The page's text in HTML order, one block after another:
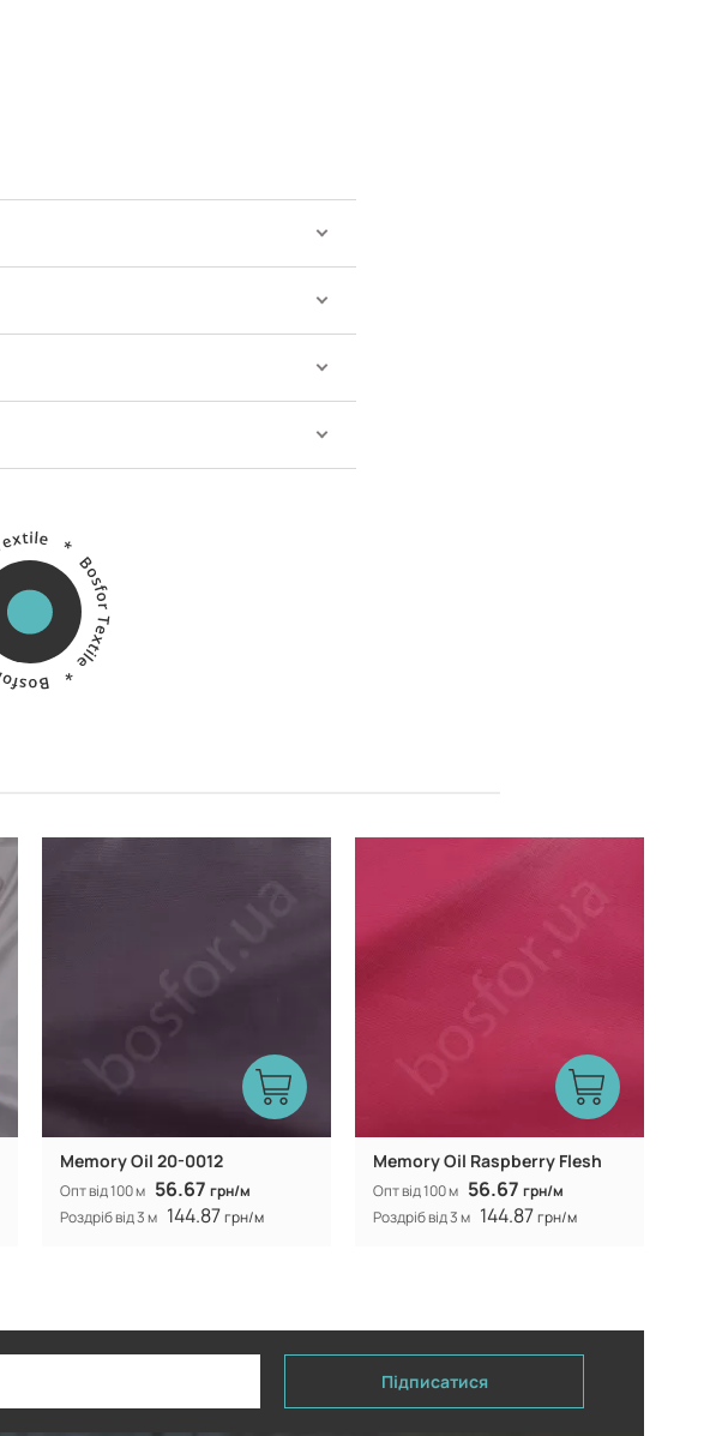
Memory Oil 20-0012
Опт від 100 м 56.67 грн/м
Роздріб від 3 м 144.87грн/м
Memory Oil Raspberry Flesh
Опт від 100 м 56.67 грн/м
Роздріб від 3 м 144.87грн/м
Підписатися